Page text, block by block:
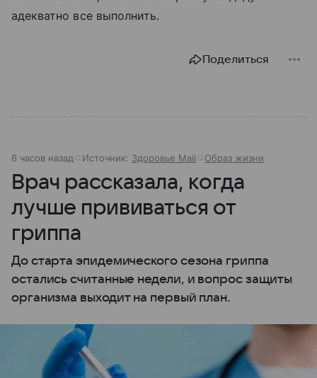
адекватно все выполнить.
Поделиться
6 часов назад Источник: Здоровье Mail Образ жизни
Врач рассказала, когда
лучше прививаться от
гриппа
До старта эпидемического сезона гриппа
остались считанные недели, и вопрос защиты
организма выходит на первый план.